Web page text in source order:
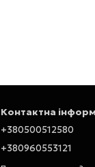
Контактна
+380500512580
+380960553121